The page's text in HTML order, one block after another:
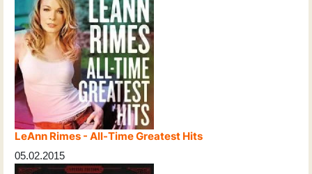
LeAnn Rimes - All-Time Greatest Hits
05.02.2015